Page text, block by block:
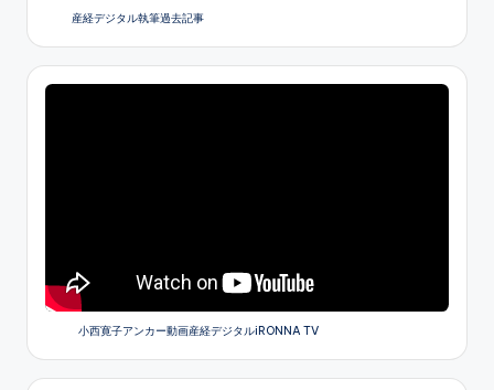
産経デジタル執筆過去記事
小西寛子アンカー動画産経デジタルiRONNA TV